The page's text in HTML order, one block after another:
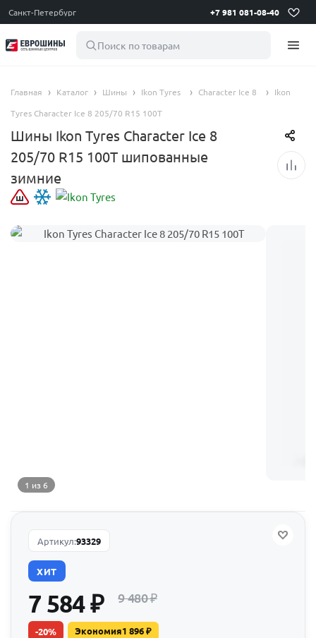
Санкт-Петербург +7 981 081-08-40
Поиск по товарам
Главная Каталог Шины Ikon Tyres Character Ice 8
Ikon
Tyres Character Ice 8 205/70 R15 100T
Шины Ikon Tyres Character Ice 8
205/70 R15 100T шипованные
зимние
1 из 6
Артикул:93329
ХИТ
7 584₽ 9 480₽
-20% Экономия1 896₽